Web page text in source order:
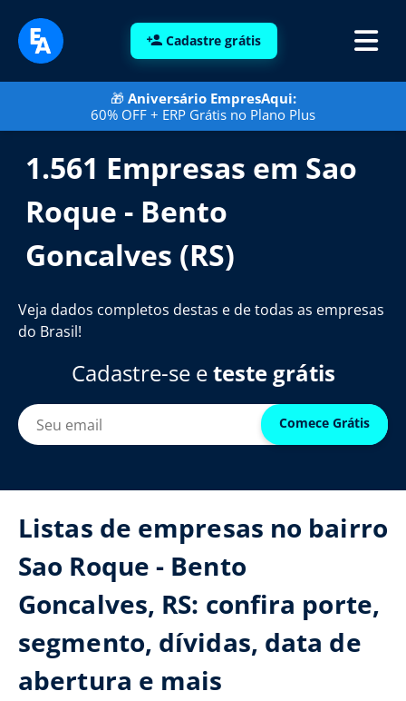
Cadastre grátis
🎁 Aniversário EmpresAqui:
60% OFF + ERP Grátis no Plano Plus
1.561 Empresas em Sao
Roque - Bento
Goncalves (RS)
Veja dados completos destas e de todas as empresas
do Brasil!
Cadastre-se eteste grátis
Comece Grátis
Listas de empresas no bairro
Sao Roque - Bento
Goncalves, RS: confira porte,
segmento, dívidas, data de
abertura e mais